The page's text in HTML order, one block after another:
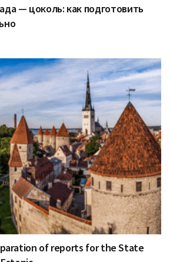
— цоколь: как подготовить
of reports for the State